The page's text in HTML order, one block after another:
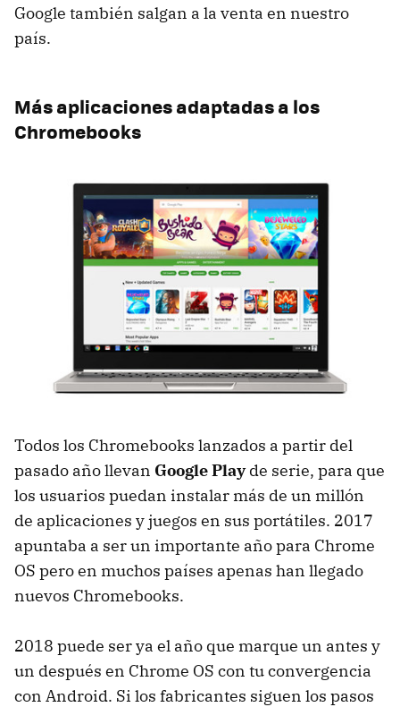
Google también salgan a la venta en nuestro
país.
Más aplicaciones adaptadas a los
Chromebooks
Todos los Chromebooks lanzados a partir del
pasado año llevan Google Playde serie, para que
los usuarios puedan instalar más de un millón
de aplicaciones y juegos en sus portátiles. 2017
apuntaba a ser un importante año para Chrome
OS pero en muchos países apenas han llegado
nuevos Chromebooks.
2018 puede ser ya el año que marque un antes y
un después en Chrome OS con tu convergencia
con Android. Si los fabricantes siguen los pasos